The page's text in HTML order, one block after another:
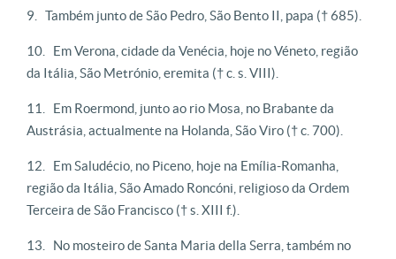
Também junto de São Pedro, São Bento II, papa († 685).
Em Verona, cidade da Venécia, hoje no Véneto, região
da Itália, São Metrónio, eremita († c. s. VIII).
Em Roermond, junto ao rio Mosa, no Brabante da
Austrásia, actualmente na Holanda, São Viro († c. 700).
Em Saludécio, no Piceno, hoje na Emília-Romanha,
região da Itália, São Amado Roncóni, religioso da Ordem
Terceira de São Francisco († s. XIII f.).
No mosteiro de Santa Maria della Serra, também no